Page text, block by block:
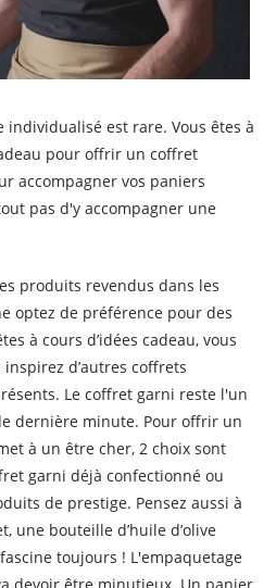
individualisé est rare. Vous êtes à
pour offrir un coffret
accompagner vos paniers
pas d'y accompagner une
produits revendus dans les
optez de préférence pour des
à cours d’idées cadeau, vous
d’autres coffrets
Le coffret garni reste l'un
dernière minute. Pour offrir un
à un être cher, 2 choix sont
garni déjà confectionné ou
de prestige. Pensez aussi à
une bouteille d’huile d’olive
toujours ! L'empaquetage